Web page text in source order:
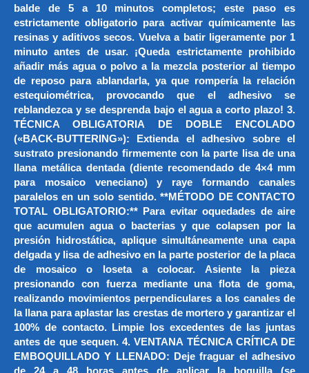
balde de 5 a 10 minutos completos; este paso es
estrictamente obligatorio para activar químicamente las
resinas y aditivos secos. Vuelva a batir ligeramente por 1
minuto antes de usar. ¡Queda estrictamente prohibido
añadir más agua o polvo a la mezcla posterior al tiempo
de reposo para ablandarla, ya que rompería la relación
estequiométrica, provocando que el adhesivo se
reblandezca y se desprenda bajo el agua a corto plazo! 3.
TÉCNICA OBLIGATORIA DE DOBLE ENCOLADO
(«BACK-BUTTERING»): Extienda el adhesivo sobre el
sustrato presionando firmemente con la parte lisa de una
llana metálica dentada (diente recomendado de 4×4 mm
para mosaico veneciano) y raye formando canales
paralelos en un solo sentido. **MÉTODO DE CONTACTO
TOTAL OBLIGATORIO:** Para evitar oquedades de aire
que acumulen agua o bacterias y que colapsen por la
presión hidrostática, aplique simultáneamente una capa
delgada y lisa de adhesivo en la parte posterior de la placa
de mosaico o loseta a colocar. Asiente la pieza
presionando con fuerza mediante una flota de goma,
realizando movimientos perpendiculares a los canales de
la llana para aplastar las crestas de mortero y garantizar el
100% de contacto. Limpie los excedentes de las juntas
antes de que sequen. 4. VENTANA TÉCNICA CRÍTICA DE
EMBOQUILLADO Y LLENADO: Deje fraguar el adhesivo
de 24 a 48 horas antes de aplicar la boquilla (se